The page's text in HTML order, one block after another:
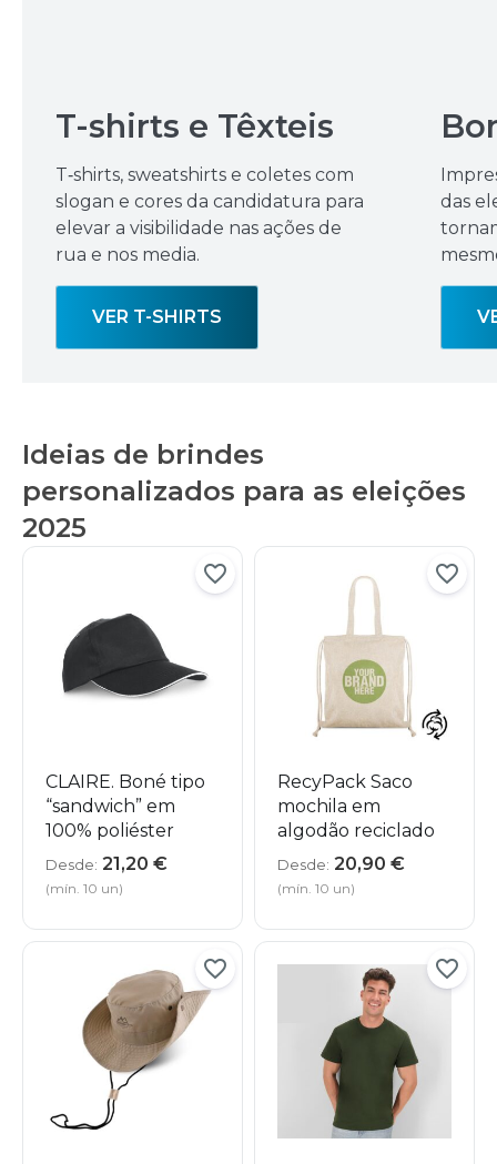
T-shirts e Têxteis
T‑shirts, sweatshirts e coletes com
slogan e cores da candidatura para
elevar a visibilidade nas ações de
rua e nos media.
VER T-SHIRTS
das
Ideias de brindes
personalizados para as eleições
2025
CLAIRE. Boné tipo
“sandwich” em
100% poliéster
Desde: 21,20 €
(mín. 10 un)
RecyPack Saco
mochila em
algodão reciclado
Desde: 20,90 €
(mín. 10 un)